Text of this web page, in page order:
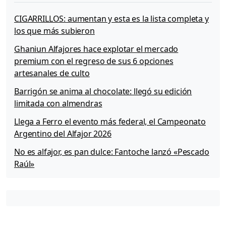
CIGARRILLOS: aumentan y esta es la lista completa y
los que más subieron
Ghaniun Alfajores hace explotar el mercado
premium con el regreso de sus 6 opciones
artesanales de culto
Barrigón se anima al chocolate: llegó su edición
limitada con almendras
Llega a Ferro el evento más federal, el Campeonato
Argentino del Alfajor 2026
No es alfajor, es pan dulce: Fantoche lanzó «Pescado
Raúl»